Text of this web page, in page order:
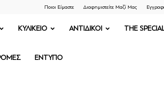
Ποιοι Είμαστε Διαφημιστείτε Μαζί Μας
ΚΥΛΙΚΕΙΟ ΑΝΤΙΔΙΚΟΙ THE
ΕΝΤΥΠΟ